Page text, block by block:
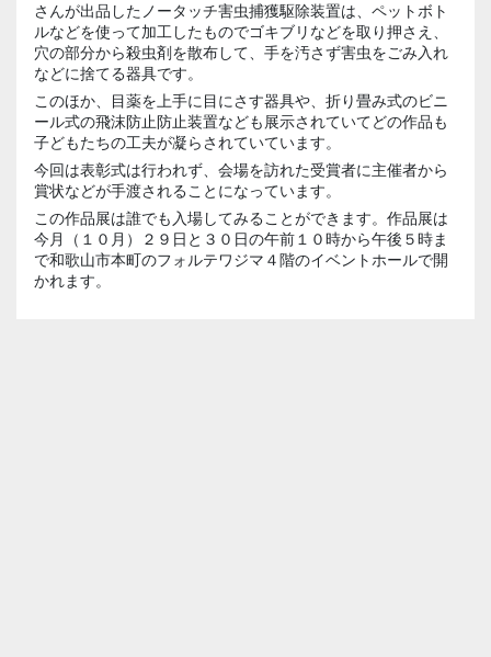
さんが出品したノータッチ害虫捕獲駆除装置は、ペットボト
ルなどを使って加工したものでゴキブリなどを取り押さえ、
穴の部分から殺虫剤を散布して、手を汚さず害虫をごみ入れ
などに捨てる器具です。
このほか、目薬を上手に目にさす器具や、折り畳み式のビニ
ール式の飛沫防止防止装置なども展示されていてどの作品も
子どもたちの工夫が凝らされていています。
今回は表彰式は行われず、会場を訪れた受賞者に主催者から
賞状などが手渡されることになっています。
この作品展は誰でも入場してみることができます。作品展は
今月（１０月）２９日と３０日の午前１０時から午後５時ま
で和歌山市本町のフォルテワジマ４階のイベントホールで開
かれます。